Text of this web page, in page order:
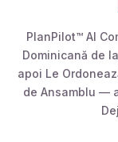
PlanPilot™ AI
Dominicană de
apoi Le
de Ansamblu —